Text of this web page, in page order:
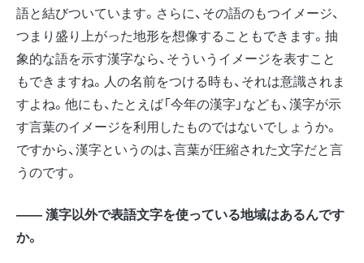
語と結びついています。さらに、その語のもつイメージ、
つまり盛り上がった地形を想像することもできます。抽
象的な語を示す漢字なら、そういうイメージを表すこと
もできますね。人の名前をつける時も、それは意識されま
すよね。他にも、たとえば「今年の漢字」なども、漢字が示
す言葉のイメージを利用したものではないでしょうか。
ですから、漢字というのは、言葉が圧縮された文字だと言
うのです。
―― 漢字以外で表語文字を使っている地域はあるんです
か。